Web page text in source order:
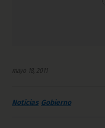
mayo 18, 2011
Noticias Gobierno